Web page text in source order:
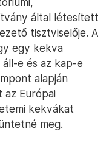
által létesített
tisztviselője. A
egy kekva
e és az kap-e
alapján
az Európai
kekvákat
meg.